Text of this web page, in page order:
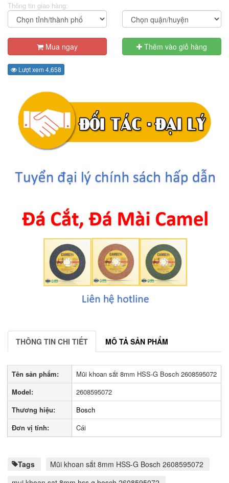
Thông tin giao hàng:
Mua ngay Thêm vào giỏ hàng
Lượt xem 4,658
THÔNG TIN CHI TIẾT MÔ TẢ SẢN PHẨM
Tên sản phẩm:
Mũi khoan sắt 8mm HSS-G Bosch 2608595072
Model:
2608595072
Thương hiệu:
Bosch
Đơn vị tính:
Cái
Tags
Mũi khoan sắt 8mm HSS-G Bosch 2608595072